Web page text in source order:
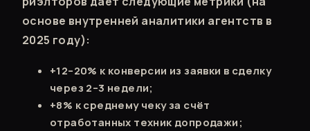
основе внутренней аналитики агентств в
2025 году):
+12–20% к конверсии из заявки в сделку
через 2–3 недели;
+8% к среднему чеку за счёт
отработанных техник допродажи;